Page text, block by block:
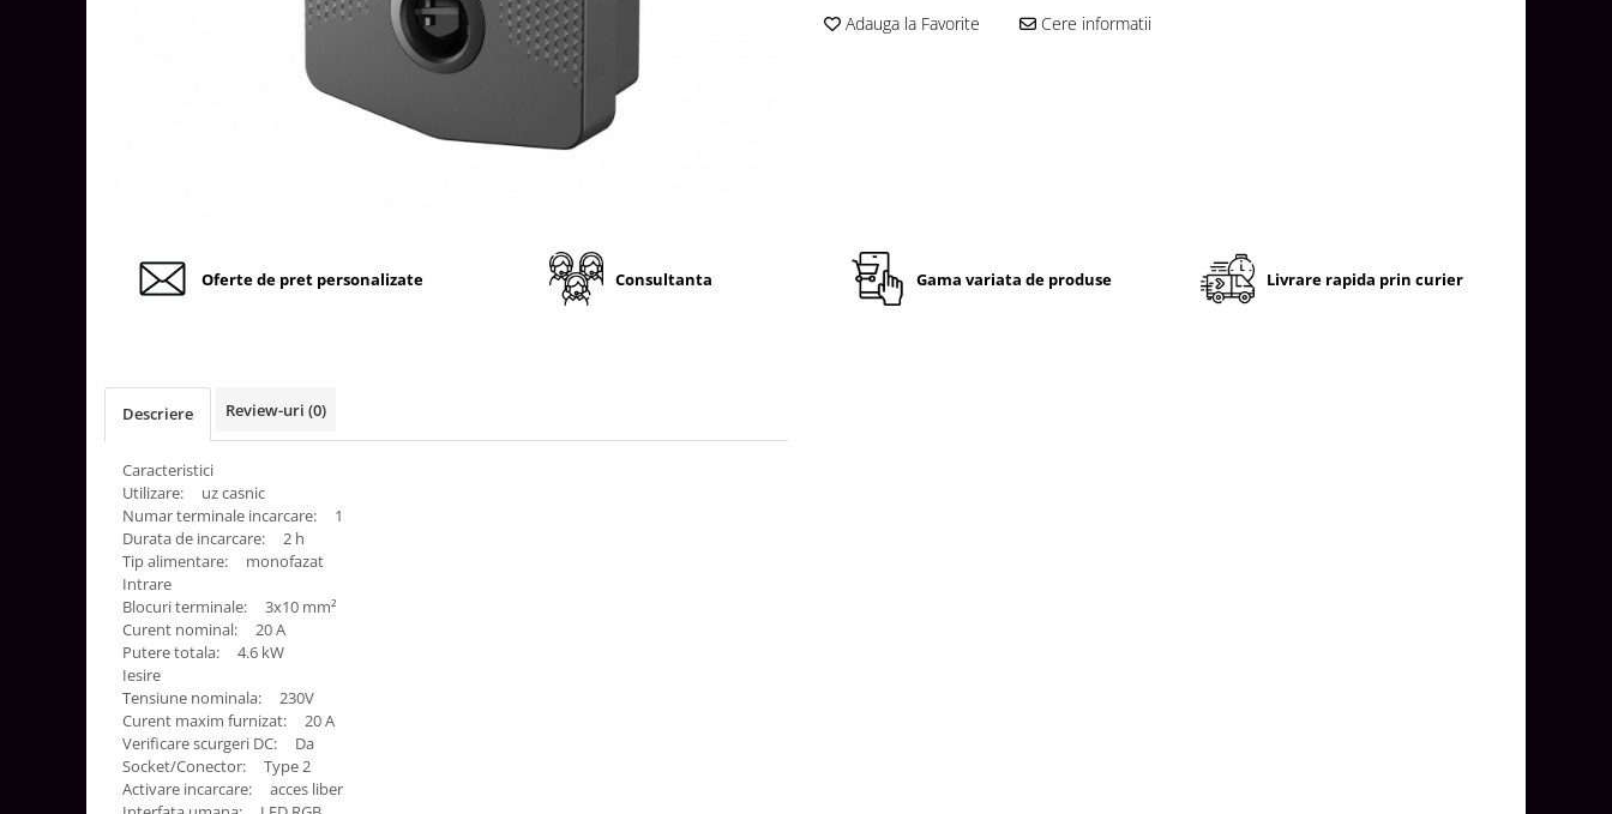
Intrerupatoare Touch / Standard
Întrerupătoare Mecanice
Prize Schuko - TV / Date / Media
Prize + Intrerupatoare
Living Now With Netatmo
Prize si Intrerupatoare
Aparataj Aplicat
Gama Palmyie Viko
Aparataj Clasic
Adauga la Favorite Cere informatii
Oferte de pret personalizate Consultanta Gama variata de produse Livrare rapida prin curier
Descriere Review-uri (0)
Caracteristici
Utilizare: uz casnic
Numar terminale incarcare: 1
Durata de incarcare: 2 h
Tip alimentare: monofazat
Intrare
Blocuri terminale: 3x10 mm²
Curent nominal: 20 A
Putere totala: 4.6 kW
Iesire
Tensiune nominala: 230V
Curent maxim furnizat: 20 A
Verificare scurgeri DC: Da
Socket/Conector: Type 2
Activare incarcare: acces liber